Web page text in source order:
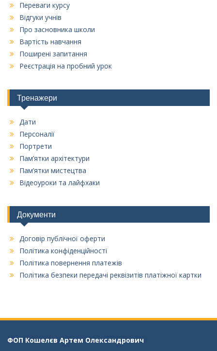
Переваги курсу
Відгуки учнів
Про засновника школи
Вартість навчання
Поширені запитання
Реєстрація на пробний урок
Тренажери
Дати
Персоналії
Портрети
Пам’ятки архітектури
Пам’ятки мистецтва
Відеоуроки та лайфхаки
Документи
Договір публічної оферти
Політика конфіденційності
Політика повернення платежів
Політика безпеки передачі реквізитів платіжної картки
ФОП Кошелєв Aртем Олександрович